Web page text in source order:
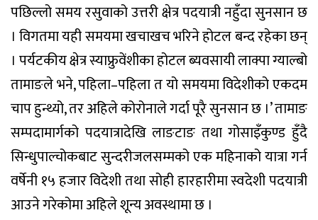
पछिल्लो समय रसुवाको उत्तरी क्षेत्र पदयात्री नहुँदा सुनसान छ
। विगतमा यही समयमा खचाखच भरिने होटल बन्द रहेका छन्
। पर्यटकीय क्षेत्र स्याफ्रुवेंशीका होटल ब्यवसायी लाक्पा ग्याल्बो
तामाङले भने, पहिला–पहिला त यो समयमा विदेशीको एकदम
चाप हुन्थ्यो, तर अहिले कोरोनाले गर्दा पूरै सुनसान छ ।’ तामाङ
सम्पदामार्गको पदयात्रादेखि लाङटाङ तथा गोसाइँकुण्ड हुँदै
सिन्धुपाल्चोकबाट सुन्दरीजलसम्मको एक महिनाको यात्रा गर्न
वर्षेनी १५ हजार विदेशी तथा सोही हारहारीमा स्वदेशी पदयात्री
आउने गरेकोमा अहिले शून्य अवस्थामा छ ।